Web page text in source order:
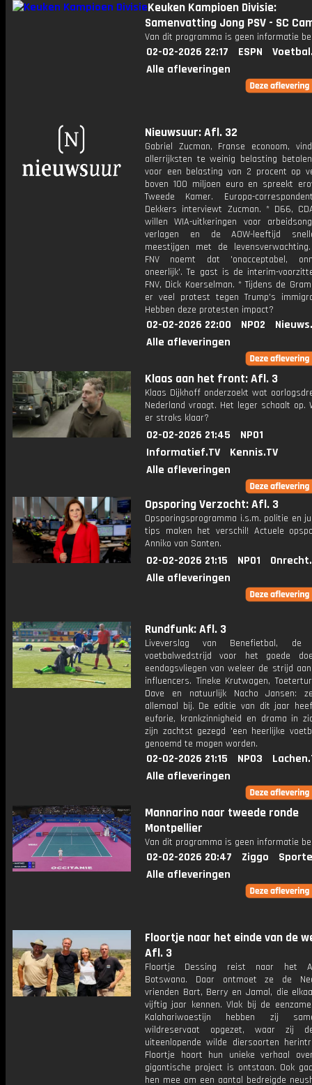
Keuken Kampioen Divisie:
Samenvatting Jong PSV - SC
Van dit programma is geen informatie
02-02-2026 22:17 ESPN
Alle afleveringen
Nieuwsuur: Afl. 32
Gabriel Zucman, Franse econoom,
allerrijksten te weinig belasting
voor een belasting van 2 procent op
boven 100 miljoen euro en spreekt
Tweede Kamer. Europa-
Dekkers interviewt Zucman. * D66,
willen WIA-uitkeringen voor
verlagen en de AOW-leeftijd
meestijgen met de
FNV noemt dat 'onacceptabel,
oneerlijk'. Te gast is de interim-
FNV, Dick Koerselman. * Tijdens de
er veel protest tegen Trump's
Hebben deze protesten impact?
02-02-2026 22:00 NPO2
Alle afleveringen
Klaas aan het front: Afl. 3
Klaas Dijkhoff onderzoekt wat
Nederland vraagt. Het leger schaalt op.
er straks klaar?
02-02-2026 21:45
NPO1
Informatief.TV
Kennis.TV
Alle afleveringen
Opsporing Verzocht: Afl. 3
Opsporingsprogramma i.s.m. politie en
tips maken het verschil! Actuele
Anniko van Santen.
02-02-2026 21:15 NPO1
Alle afleveringen
Rundfunk: Afl. 3
Liveverslag van Benefietbal, de
voetbalwedstrijd voor het goede
eendagsvliegen van weleer de strijd
influencers. Tineke Krutwagen,
Dave en natuurlijk Nacho Jansen:
allemaal bij. De editie van dit jaar
euforie, krankzinnigheid en drama in
zijn zachtst gezegd 'een heerlijke
genoemd te mogen worden.
02-02-2026 21:15 NPO3
Alle afleveringen
Mannarino naar tweede ronde
Montpellier
Van dit programma is geen informatie
02-02-2026 20:47 Ziggo
Alle afleveringen
Floortje naar het einde van de
Afl. 3
Floortje Dessing reist naar het
Botswana. Daar ontmoet ze de
vrienden Bart, Berry en Jamal, die
vijftig jaar kennen. Vlak bij de
Kalahariwoestijn hebben zij
wildreservaat opgezet, waar zij
uiteenlopende wilde diersoorten
Floortje hoort hun unieke verhaal
gigantische project is ontstaan. Ook
hen mee om een aantal bedreigde